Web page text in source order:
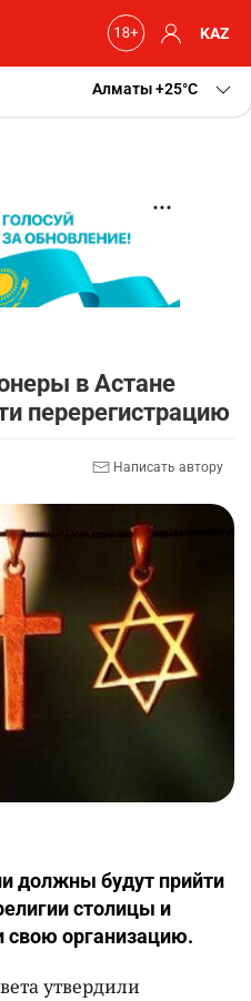
KAZ
Алматы+25 C
в Астане
перерегистрацию
Написать автору
должны будут прийти
столицы и
свою организацию.
утвердили